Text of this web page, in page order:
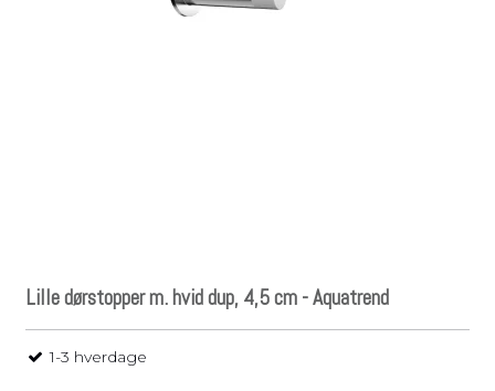
Lille dørstopper m. hvid dup, 4,5 cm - Aquatrend
1-3 hverdage